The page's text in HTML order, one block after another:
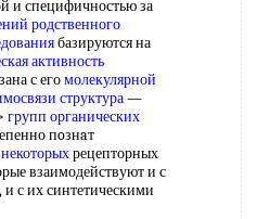
и специфичностью за
родственного
базируются на
активность
с егомолекулярной
структура—
групп органических
пoзнaт
рецепторных
взаимодействуют и с
с их синтетическими